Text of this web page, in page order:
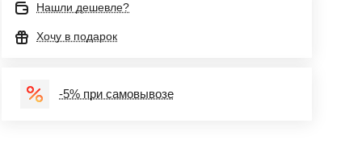
Нашли дешевле?
Хочу в подарок
-5% при самовывозе